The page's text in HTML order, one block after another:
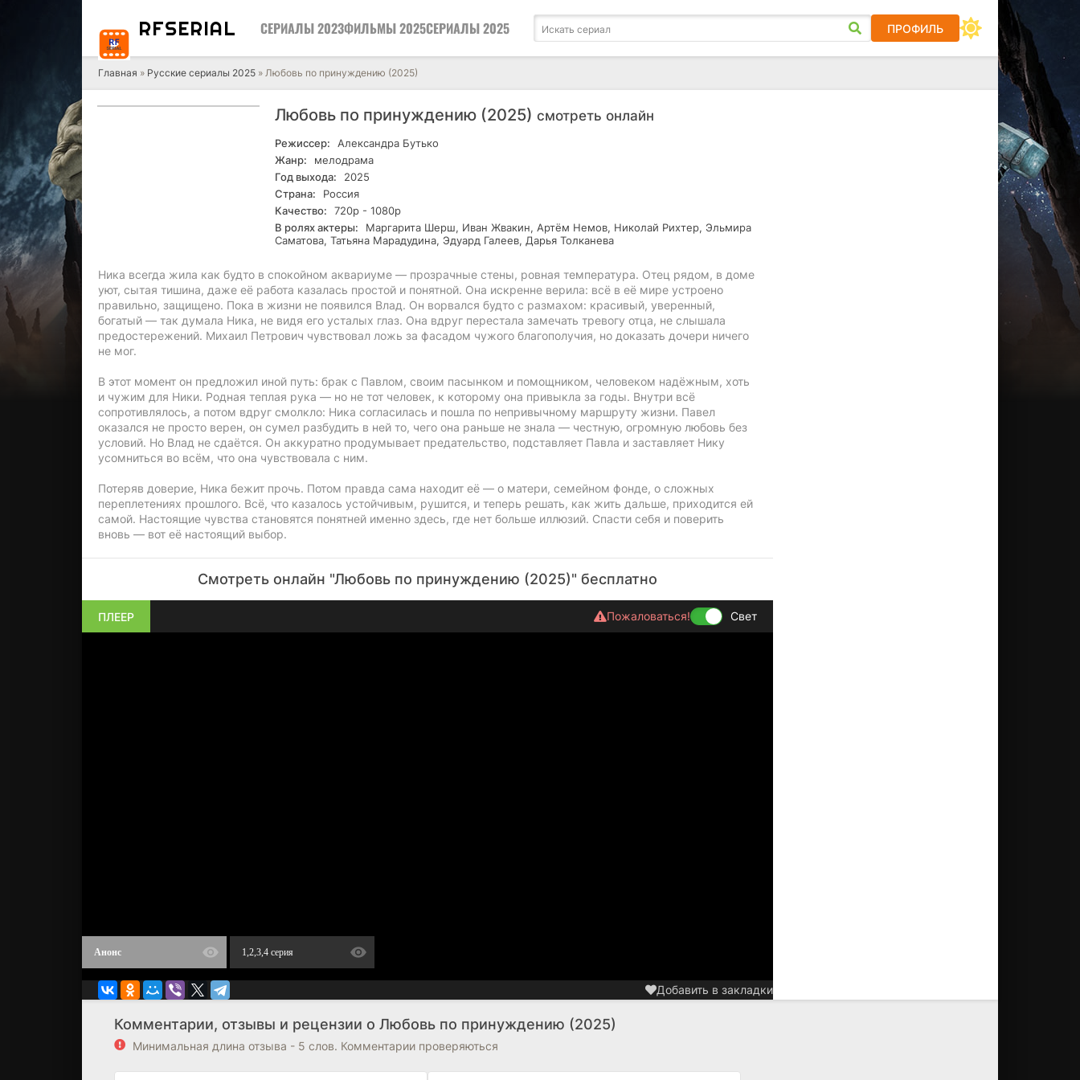
RFSERIAL СЕРИАЛЫ 2023ФИЛЬМЫ 2025СЕРИАЛЫ 2025 ПРОФИЛЬ
Главная » Русские сериалы 2025 » Любовь по принуждению (2025)
Любовь по принуждению (2025) смотреть онлайн
Режиссер:
Александра Бутько
Жанр:
мелодрама
Год выхода:
2025
Страна:
Россия
Качество:
720р - 1080р
В ролях актеры:
Маргарита Шерш, Иван Жвакин, Артём Немов, Николай Рихтер, Эльмира
Саматова, Татьяна Марадудина, Эдуард Галеев, Дарья Толканева
Ника всегда жила как будто в спокойном аквариуме — прозрачные стены, ровная температура. Отец рядом, в доме
уют, сытая тишина, даже её работа казалась простой и понятной. Она искренне верила: всё в её мире устроено
правильно, защищено. Пока в жизни не появился Влад. Он ворвался будто с размахом: красивый, уверенный,
богатый — так думала Ника, не видя его усталых глаз. Она вдруг перестала замечать тревогу отца, не слышала
предостережений. Михаил Петрович чувствовал ложь за фасадом чужого благополучия, но доказать дочери ничего
не мог.
В этот момент он предложил иной путь: брак с Павлом, своим пасынком и помощником, человеком надёжным, хоть
и чужим для Ники. Родная теплая рука — но не тот человек, к которому она привыкла за годы. Внутри всё
сопротивлялось, а потом вдруг смолкло: Ника согласилась и пошла по непривычному маршруту жизни. Павел
оказался не просто верен, он сумел разбудить в ней то, чего она раньше не знала — честную, огромную любовь без
условий. Но Влад не сдаётся. Он аккуратно продумывает предательство, подставляет Павла и заставляет Нику
усомниться во всём, что она чувствовала с ним.
Потеряв доверие, Ника бежит прочь. Потом правда сама находит её — о матери, семейном фонде, о сложных
переплетениях прошлого. Всё, что казалось устойчивым, рушится, и теперь решать, как жить дальше, приходится ей
самой. Настоящие чувства становятся понятней именно здесь, где нет больше иллюзий. Спасти себя и поверить
вновь — вот её настоящий выбор.
Смотреть онлайн "Любовь по принуждению (2025)" бесплатно
ПЛЕЕР Пожаловаться! Свет
Анонс 1,2,3,4 серия
Добавить в закладки
Комментарии, отзывы и рецензии о Любовь по принуждению (2025)
Минимальная длина отзыва - 5 слов. Комментарии проверяються